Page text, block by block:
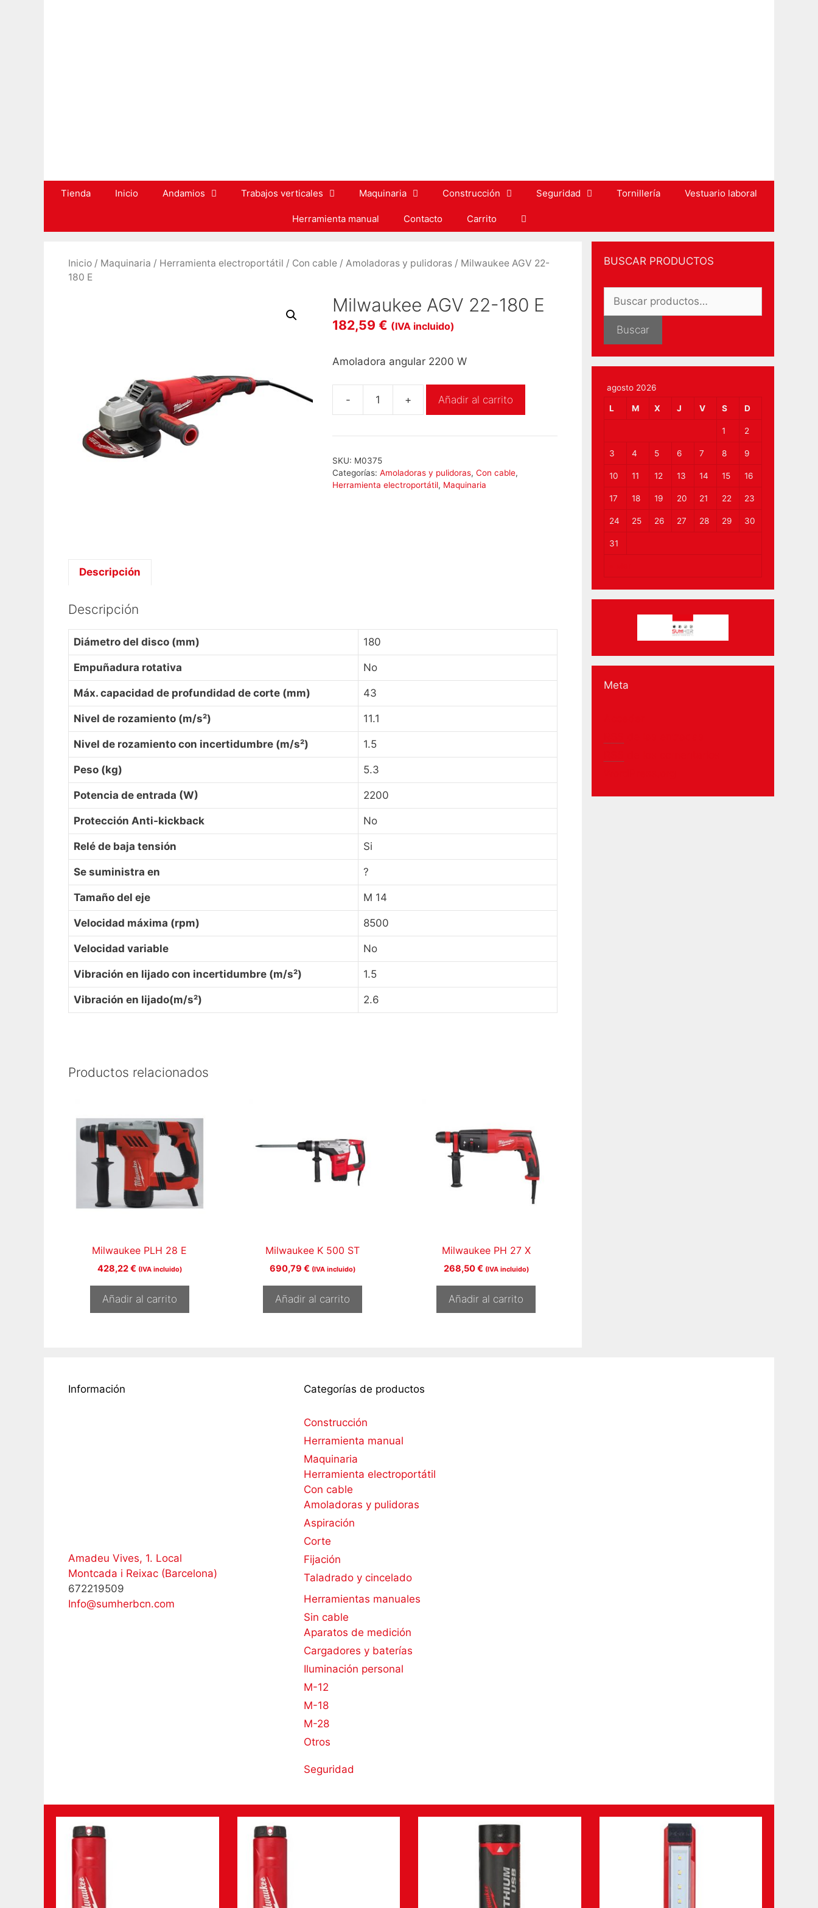
Tienda Inicio Andamios Trabajos verticales Maquinaria Construcción Seguridad Tornillería Vestuario laboral
Herramienta manual Contacto Carrito
Inicio / Maquinaria / Herramienta electroportátil / Con cable / Amoladoras y pulidoras / Milwaukee AGV 22-
180 E
Milwaukee AGV 22-180 E
182,59€ (IVA incluido)
Amoladora angular 2200 W
-
Milwaukee
22-
E
cantidad
+ Añadir al carrito
SKU: M0375
Categorías:Amoladoras y pulidoras,Con cable,
Herramienta electroportátil, Maquinaria
Descripción
Descripción
Diámetro del disco (mm) 180
Empuñadura rotativa No
Máx. capacidad de profundidad de corte (mm) 43
Nivel de rozamiento (m/s²) 11.1
Nivel de rozamiento con incertidumbre (m/s²) 1.5
Peso (kg) 5.3
Potencia de entrada (W) 2200
Protección Anti-kickback No
Relé de baja tensión Si
Se suministra en ?
Tamaño del eje M 14
Velocidad máxima (rpm) 8500
Velocidad variable No
Vibración en lijado con incertidumbre (m/s²) 1.5
Vibración en lijado(m/s²) 2.6
Productos relacionados
Milwaukee PLH 28 E
428,22€ (IVA incluido)
Añadir al carrito
Milwaukee K 500 ST
690,79€ (IVA incluido)
Añadir al carrito
Milwaukee PH 27 X
268,50€ (IVA incluido)
Añadir al carrito
BUSCAR PRODUCTOS
Buscar
Buscar
agosto 2026
L M X J V S D
1 2
3 4 5 6 7 8 9
10 11 12 13 14 15 16
17 18 19 20 21 22 23
24 25 26 27 28 29 30
31
Meta
Información
Amadeu Vives, 1. Local
Montcada i Reixac (Barcelona)
672219509
Info@sumherbcn.com
Categorías de productos
Construcción
Herramienta manual
Maquinaria
Herramienta electroportátil
Con cable
Amoladoras y pulidoras
Aspiración
Corte
Fijación
Taladrado y cincelado
Herramientas manuales
Sin cable
Aparatos de medición
Cargadores y baterías
Iluminación personal
M-12
M-18
M-28
Otros
Seguridad